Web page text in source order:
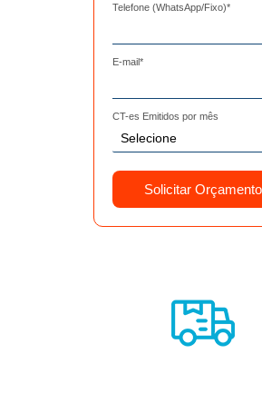
Telefone (WhatsApp/Fixo)*
E-mail*
CT-es Emitidos por mês